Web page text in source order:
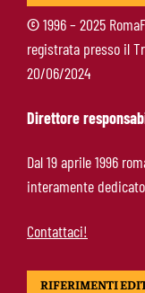
©1996 – 2025
registrata presso il
20/06/2024
Direttore
Dal 19 aprile 1996
interamente
Contattaci!
RIFERIMENTI